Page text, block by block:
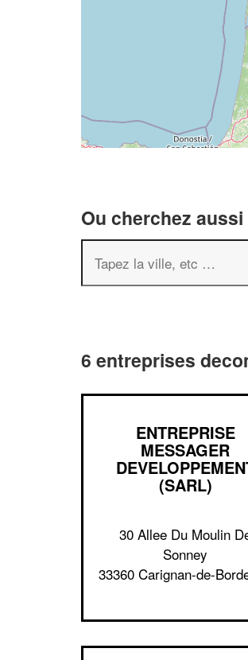
Ou cherchez
6 entreprises
ENTREPRISE
MESSAGER
(SARL)
30 Allee Du Moulin
Sonney
33360 Carignan-de-